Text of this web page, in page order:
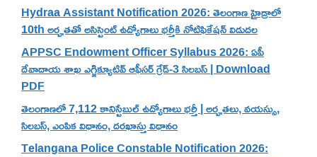
Hydraa Assistant Notification 2026: తెలంగాణ హైడ్రాలో
10th అర్హతతో అసిస్టెంట్ ఉద్యోగాలు భర్తీకి నోటిఫికేషన్ విడుదల
APPSC Endowment Officer Syllabus 2026: ఏపీ
దేవాదాయ శాఖ ఎగ్జిక్యూటివ్ ఆఫీసర్ గ్రేడ్-3 సిలబస్ | Download
PDF
తెలంగాణలో 7,112 కానిస్టేబుల్ ఉద్యోగాలు భర్తీ | అర్హతలు, వయస్సు,
సిలబస్, ఎంపిక విధానం, దరఖాస్తు విధానం
Telangana Police Constable Notification 2026: